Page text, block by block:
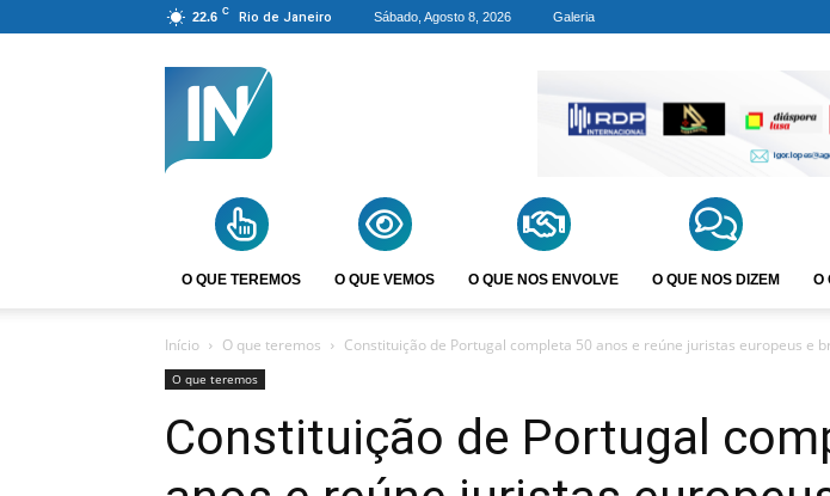
22.6 C Rio de Janeiro Sábado, Agosto 8, 2026 Galeria
O QUE TEREMOS O QUE VEMOS O QUE NOS ENVOLVE O QUE NOS DIZEM O
Início O que teremos Constituição de Portugal completa 50 anos e reúne juristas europeus e
O que teremos
Constituição de Portugal